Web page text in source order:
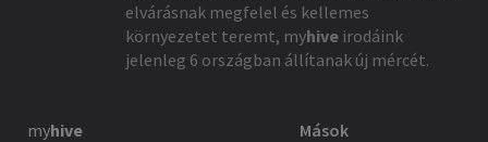
elvárásnak megfelel és kellemes
környezetet teremt, myhive irodáink
jelenleg 6 országban állítanak új mércét.
myhive Mások